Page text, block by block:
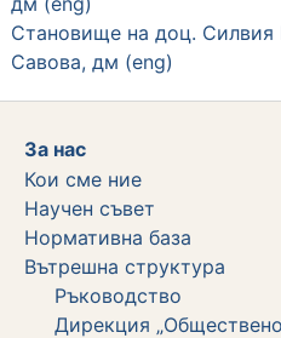
Становище на доц.
Савова, дм (eng)
За нас
Кои сме ние
Научен съвет
Нормативна база
Вътрешна структура
Ръководство
Дирекция